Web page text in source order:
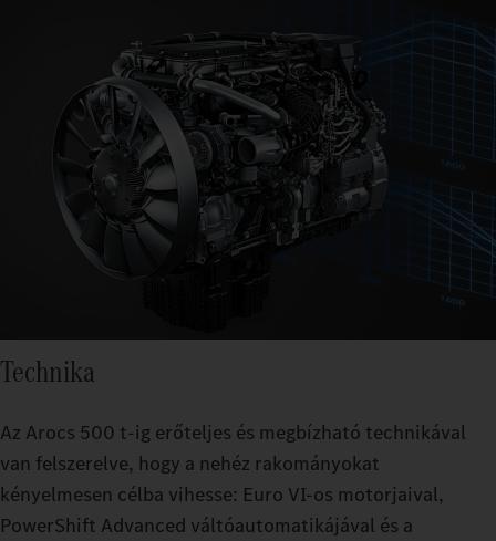
Technika
Az Arocs 500 t-ig erőteljes és megbízható technikával
van felszerelve, hogy a nehéz rakományokat
kényelmesen célba vihesse: Euro VI‑os motorjaival,
PowerShift Advanced váltóautomatikájával és a